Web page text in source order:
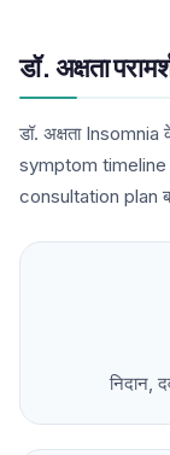
डॉ. अक्षता
डॉ. अक्षता
symptom
consultation plan
निदान,